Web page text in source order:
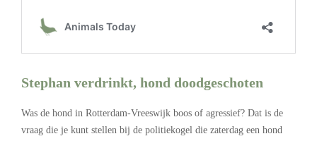
Stephan verdrinkt, hond doodgeschoten
Was de hond in Rotterdam-Vreeswijk boos of agressief? Dat is de
vraag die je kunt stellen bij de politiekogel die zaterdag een hond